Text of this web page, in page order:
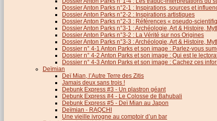
Dossier Anton Parks n°2-1 : Inspirations, sources et
Dossier Anton Parks n°2-2 : Inspirations artistiques
Dossier Anton Parks n°2-3 : Références « pseudo-
Dossier Anton Parks n°3-1 : Archéologie, Art & Histoire,
Dossier Anton Parks n°3-2 : La Vérité sur nos Origines
Dossier Anton Parks n°3-3 : Archéologie, Art & Histoire,
Dossier n° 4-1 Anton Parks et son image : Parlez-vous
Dossier n° 4-2 Anton Parks et son image : Qui est le
Dossier n° 4-3 Anton Parks et son image : Cachez ces
Deïmian
Deï Mian, l’Autre Terre des Zitis
Jamais deux sans trois !
Debunk Express #3 - Un plastron géant
Debunk Express #4 - Le Colosse de Bahubali
Debunk Express #5 - Deï Mian au Japon
Deïmian - RAQCHI
Une vieille ivrogne au comptoir d’un bar